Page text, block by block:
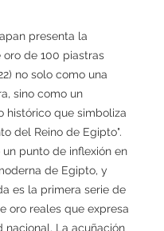
presenta la
oro de 100 piastras
no solo como una
sino como un
histórico que simboliza
del Reino de Egipto".
un punto de inflexión en
de Egipto, y
es la primera serie de
oro reales que expresa
nacional. La acuñación